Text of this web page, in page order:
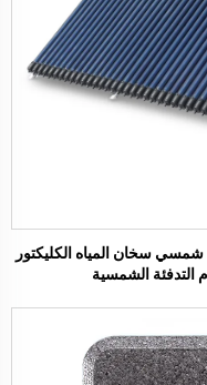
سخان المياه الكليكتور
الشمسية